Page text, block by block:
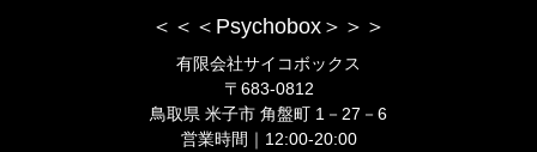
＜＜＜Psychobox＞＞＞
有限会社サイコボックス
〒683-0812
鳥取県 米子市 角盤町 1－27－6
営業時間｜12:00-20:00